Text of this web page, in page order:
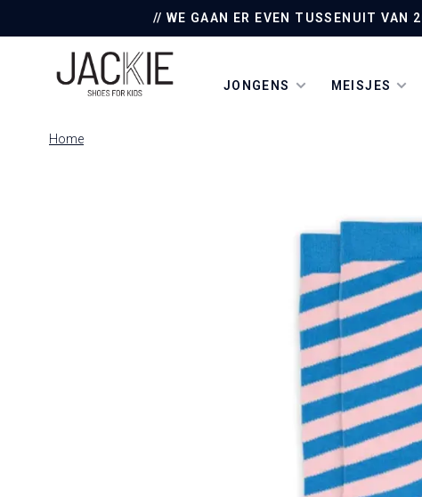
// WE GAAN ER EVEN TUSSENUIT VAN
JONGENS MEISJES
Home